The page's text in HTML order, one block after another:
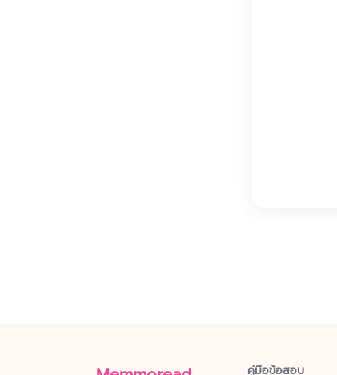
คู่มือข้อสอบ